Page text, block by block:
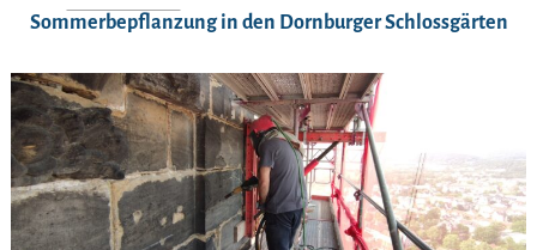
Sommerbepflanzung in den Dornburger Schlossgärten